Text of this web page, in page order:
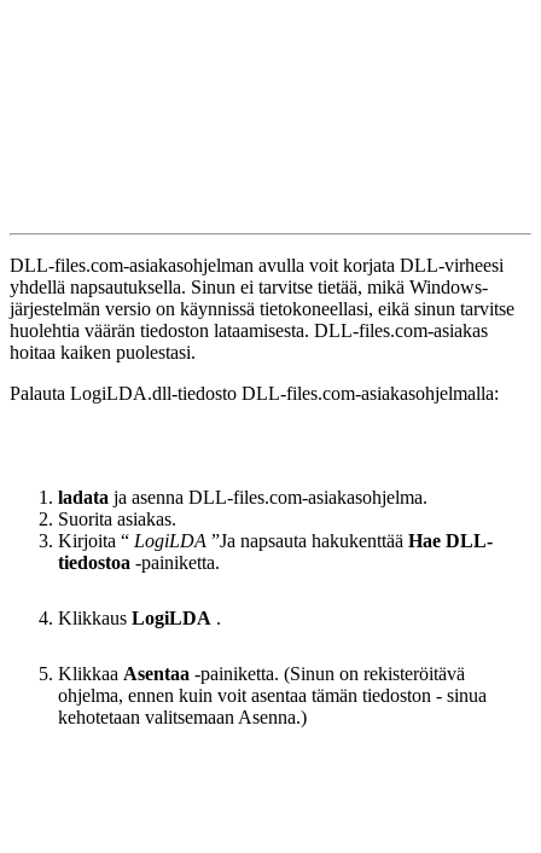
DLL-files.com-asiakasohjelman avulla voit korjata DLL-virheesi
yhdellä napsautuksella. Sinun ei tarvitse tietää, mikä Windows-
järjestelmän versio on käynnissä tietokoneellasi, eikä sinun tarvitse
huolehtia väärän tiedoston lataamisesta. DLL-files.com-asiakas
hoitaa kaiken puolestasi.
Palauta LogiLDA.dll-tiedosto DLL-files.com-asiakasohjelmalla:
ladata ja asenna DLL-files.com-asiakasohjelma.
Suorita asiakas.
Kirjoita “ LogiLDA ”Ja napsauta hakukenttää Hae DLL-
tiedostoa -painiketta.
Klikkaus LogiLDA .
Klikkaa Asentaa -painiketta. (Sinun on rekisteröitävä
ohjelma, ennen kuin voit asentaa tämän tiedoston - sinua
kehotetaan valitsemaan Asenna.)